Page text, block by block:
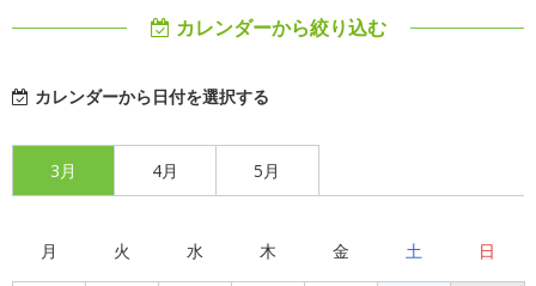
カレンダーから絞り込む
カレンダーから日付を選択する
3月 4月 5月
月 火 水 木 金 土 日